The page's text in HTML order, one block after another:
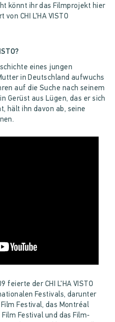
könnt ihr das Filmprojekt hier
CHI L'HA VISTO
eines jungen
in Deutschland aufwuchs
auf die Suche nach seinem
Gerüst aus Lügen, das er sich
hält ihn davon ab, seine
feierte der CHI L'HA VISTO
Festivals, darunter
Festival, das Montréal
Festival und das Film-